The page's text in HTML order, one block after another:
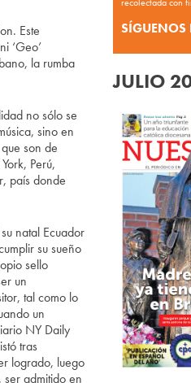
Este
‘Geo’
la rumba
no sólo se
sino en
son de
Perú,
país donde
natal Ecuador
su sueño
sello
un
tal como lo
un
NY Daily
tras
logrado, luego
ser admitido en
SÍGUENOS
JULIO